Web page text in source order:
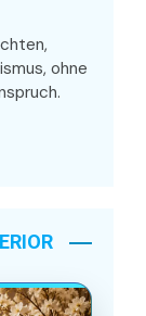
ohne